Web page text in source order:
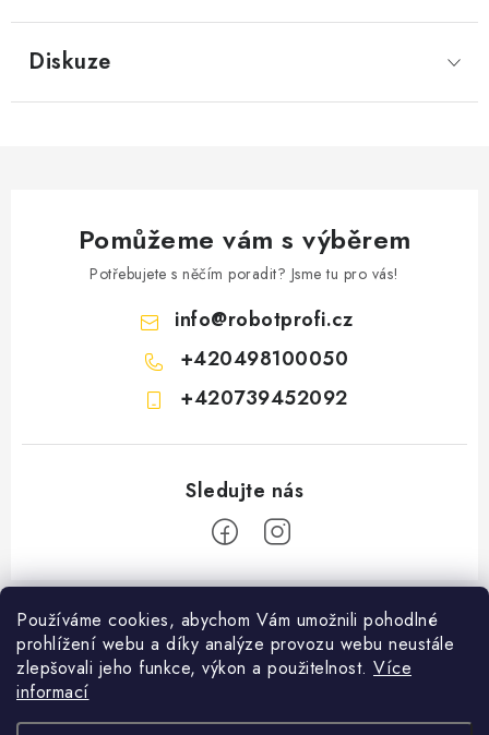
Používáme cookies, abychom Vám umožnili pohodlné
prohlížení webu a díky analýze provozu webu neustále
zlepšovali jeho funkce, výkon a použitelnost. Více
informací
Diskuze
Pomůžeme vám s výběrem
Potřebujete s něčím poradit? Jsme tu pro vás!
info@robotprofi.cz
+420498100050
+420739452092
Z
Informace pro vás
Kontakty
Obchodní podmínky
Blog